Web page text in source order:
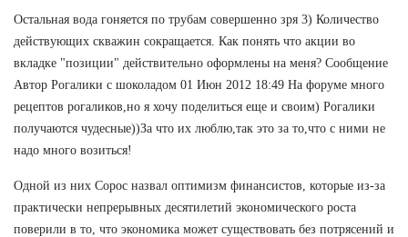
Остальная вода гоняется по трубам совершенно зря 3) Количество
действующих скважин сокращается. Как понять что акции во
вкладке "позиции" действительно оформлены на меня? Сообщение
Автор Рогалики с шоколадом 01 Июн 2012 18:49 На форуме много
рецептов рогаликов,но я хочу поделиться еще и своим) Рогалики
получаются чудесные))За что их люблю,так это за то,что с ними не
надо много возиться!
Одной из них Сорос назвал оптимизм финансистов, которые из-за
практически непрерывных десятилетий экономического роста
поверили в то, что экономика может существовать без потрясений и